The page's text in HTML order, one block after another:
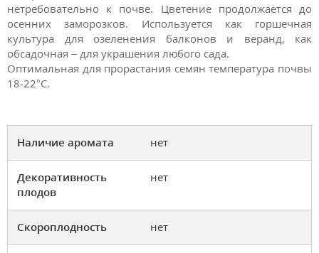
нетребовательно к почве. Цветение продолжается до
осенних заморозков. Используется как горшечная
культура для озеленения балконов и веранд, как
обсадочная – для украшения любого сада.
Оптимальная для прорастания семян температура почвы
18-22°С.
Наличие аромата нет
Декоративность
плодов
нет
Скороплодность нет